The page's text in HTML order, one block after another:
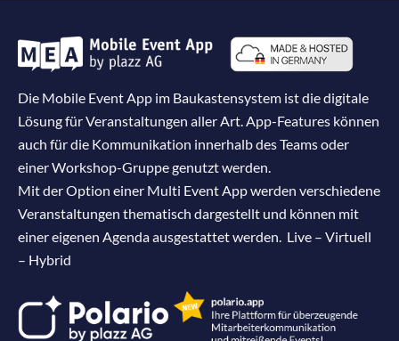
Die Mobile Event App im Baukastensystem ist die digitale
Lösung für Veranstaltungen aller Art. App-Features können
auch für die Kommunikation innerhalb des Teams oder
einer Workshop-Gruppe genutzt werden.
Mit der Option einer Multi Event App werden verschiedene
Veranstaltungen thematisch dargestellt und können mit
einer eigenen Agenda ausgestattet werden. Live – Virtuell
– Hybrid